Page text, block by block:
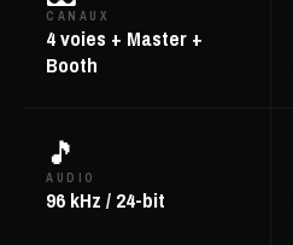
CANAUX
4 voies + Master +
Booth
🎵
AUDIO
96 kHz / 24-bit